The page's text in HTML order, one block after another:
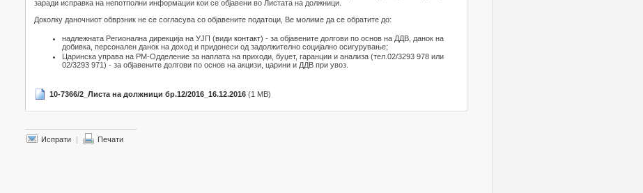
заради исправка на непотполни информации кои се објавени во Листата на должници.
Доколку даночниот обврзник не се согласува со објавените податоци, Ве молиме да се обратите до:
надлежната Регионална дирекција на УЈП (види контакт) - за објавените долгови по основ на ДДВ, данок на
добивка, персонален данок на доход и придонеси од задолжително социјално осигурување;
Царинска управа на РМ-Одделение за наплата на приходи, буџет, гаранции и анализа (тел.02/3293 978 или
02/3293 971) - за објавените долгови по основ на акцизи, царини и ДДВ при увоз.
10-7366/2_Листа на должници бр.12/2016_16.12.2016 (1 MB)
Испрати | Печати